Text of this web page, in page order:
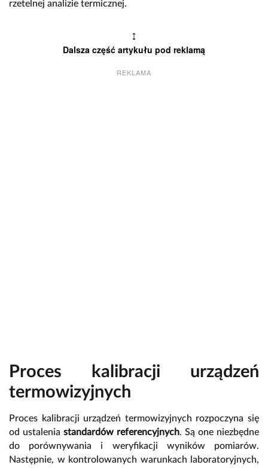
rzetelnej analizie termicznej.
↕
Dalsza część artykułu pod reklamą
REKLAMA
Proces kalibracji urządzeń
termowizyjnych
Proces kalibracji urządzeń termowizyjnych rozpoczyna się
od ustalenia standardów referencyjnych. Są one niezbędne
do porównywania i weryfikacji wyników pomiarów.
Następnie, w kontrolowanych warunkach laboratoryjnych,